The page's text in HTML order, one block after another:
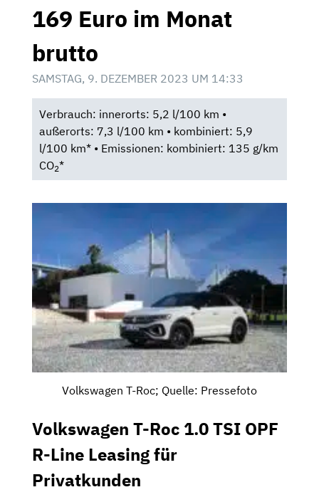
169 Euro im Monat
brutto
SAMSTAG, 9. DEZEMBER 2023 UM 14:33
Verbrauch: innerorts: 5,2 l/100 km •
außerorts: 7,3 l/100 km • kombiniert: 5,9
l/100 km* • Emissionen: kombiniert: 135 g/km
CO2*
Volkswagen T-Roc; Quelle: Pressefoto
Volkswagen T-Roc 1.0 TSI OPF
R-Line Leasing für
Privatkunden